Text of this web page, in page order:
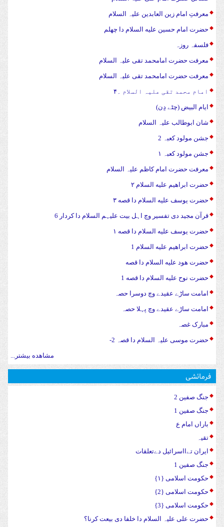
معرفتِ امام زین العابدین علیہ السلام
حضرت امام حسین علیه السلام دا چهلم
فلسفہ روزہ
معرفت حضرت امامحمد تقی علیہ السلام
معرفت حضرت امامحمد تقی علیہ السلام
امام محمد تقی علیہ السلام ۔۴
ایام البیض (چٹے دِن)
شان ابوطالب علیہ السلام
جشن مولود کعبہ 2
جشن مولود کعبہ ۱
معرفت حضرت امام کاظم علیہ السلام
حضرت ابراهیم علیه السلام ۲
حضرت يوسف علیه السلام دا قصه ۳
قرآن مجید دی تفسیر وچ اہل بیت علیہم السلام دا کردار 6
حضرت يوسف علیه السلام دا قصه ۱
حضرت ابراهیم علیه السلام 1
حضرت هود علیه السلام دا قصه
حضرت نوح علیه السلام دا قصه 1
امامت ساڑے عقیدے وچ دوسرا حصہ
امامت ساڑے عقیدے وچ پہلا حصہ
مبارک غصہ
حضرت موسی علیہ السلام دا قصہ 2-
مشاهده بیشتر...
فرمائشی
جنگ صفین 2
جنگ صفین 1
باراں امام ع
تقیہ
ایران تےااسرائیل دےتعلقات
جنگ صفین 1
حکومت اسلامی {۱}
حکومت اسلامی {2}
حکومت اسلامی {3}
حضرت علی علیہ السلام دا خلفا دی بیعت کرنا؟